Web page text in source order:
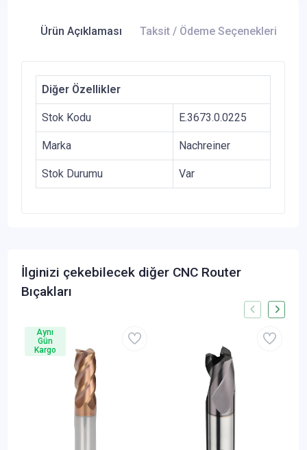
Ürün Açıklaması Taksit / Ödeme Seçenekleri
Diğer Özellikler
Stok Kodu E.3673.0.0225
Marka Nachreiner
Stok Durumu Var
İlginizi çekebilecek diğer CNC Router
Bıçakları
Aynı
Gün
Kargo